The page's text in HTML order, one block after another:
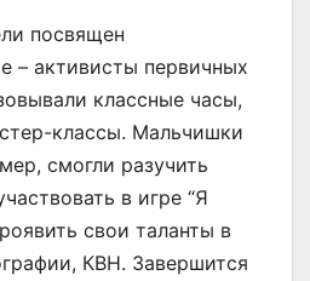
посвящен
– активисты первичных
классные часы,
классы. Мальчишки
смогли разучить
в игре “Я
свои таланты в
КВН. Завершится